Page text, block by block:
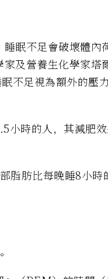
眠不足會破壞體內
及營養生化學家塔
不足視為額外的壓
小時的人，其減肥
脂肪比每晚睡8小時